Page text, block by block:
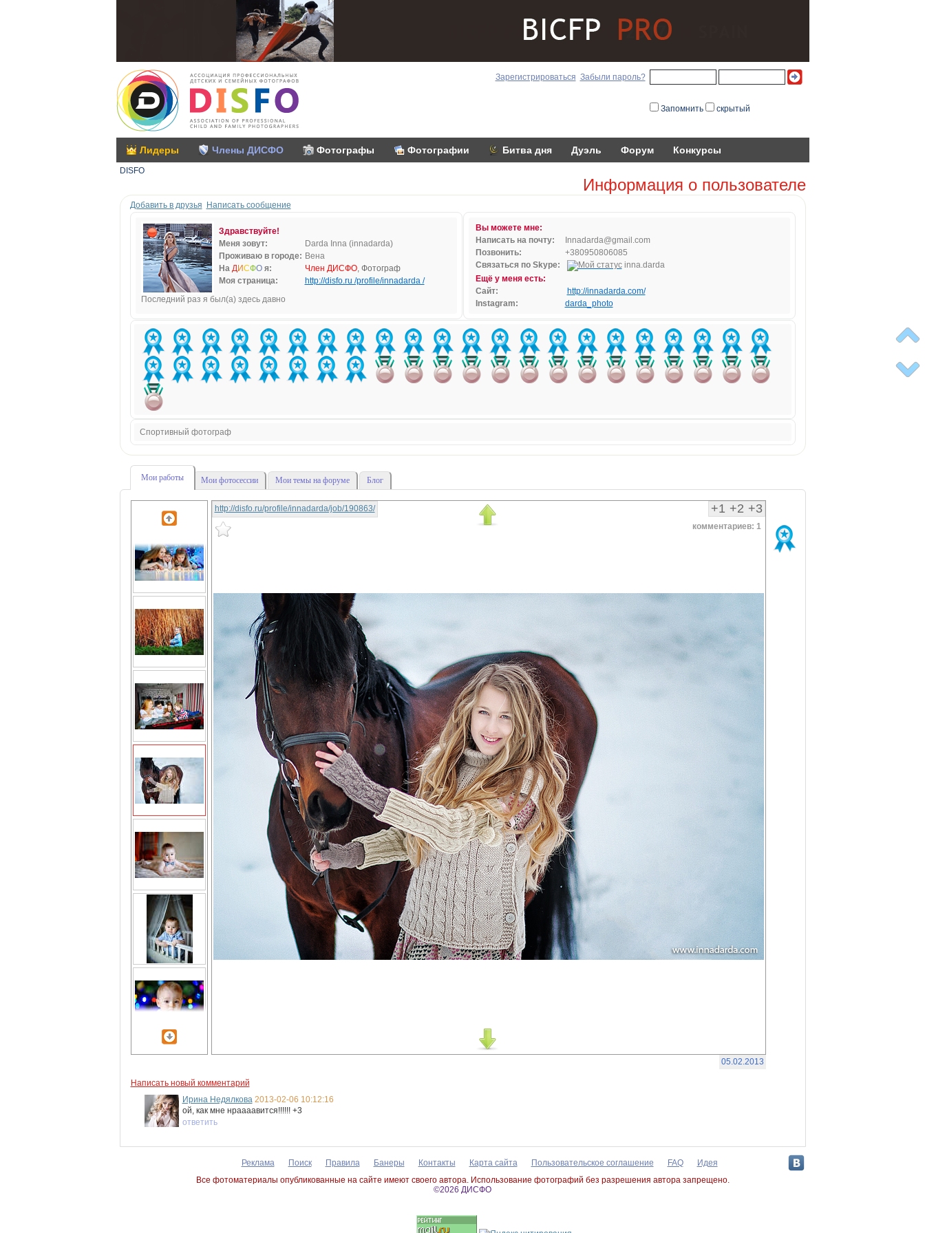
Зарегистрироваться Забыли пароль?
Запомнить скрытый
Лидеры Члены ДИСФО Фотографы Фотографии Битва дня Дуэль Форум Конкурсы
DISFO
Информация о пользователе
Добавить в друзья Написать сообщение
Здравствуйте!
Меня зовут:
Darda Inna (innadarda)
Проживаю в городе: Вена
На ДИСФОя: Член ДИСФО, Фотограф
Моя страница:
http://disfo.ru /profile/innadarda /
Последний раз я был(а) здесь давно
Вы можете мне:
Написать на почту:
Innadarda@gmail .com
Позвонить:
+380950806085
Связаться по Skype:
inna.darda
Ещё у меня есть:
Сайт:
http://innadarda.com/
Instagram:
darda_photo
Спортивный фотограф
Мои работы Мои фотосессии Мои темы на форуме Блог
+1 +2 +3
комментариев: 1
http://disfo.ru/profile/innadarda/job/190863/
05.02.2013
Написать новый комментарий
Ирина Недялкова 2013-02-06 10:12:16
ой, как мне нраааавится!!!!!! +3
ответить
Реклама Поиск Правила Банеры Контакты Карта сайта Пользовательское соглашение FAQ
Идея
Все фотоматериалы опубликованные на сайте имеют своего автора. Использование фотографий без разрешения автора запрещено.
©2026 ДИСФО